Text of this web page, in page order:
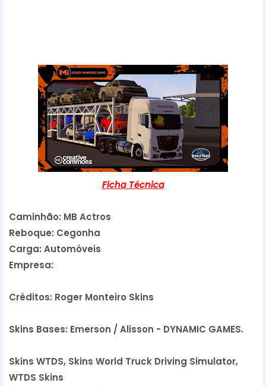
Ficha Técnica
Caminhão: MB Actros
Reboque: Cegonha
Carga: Automóveis
Empresa:
Créditos: Roger Monteiro Skins
Skins Bases: Emerson / Alisson - DYNAMIC GAMES.
Skins WTDS, Skins World Truck Driving Simulator,
WTDS Skins